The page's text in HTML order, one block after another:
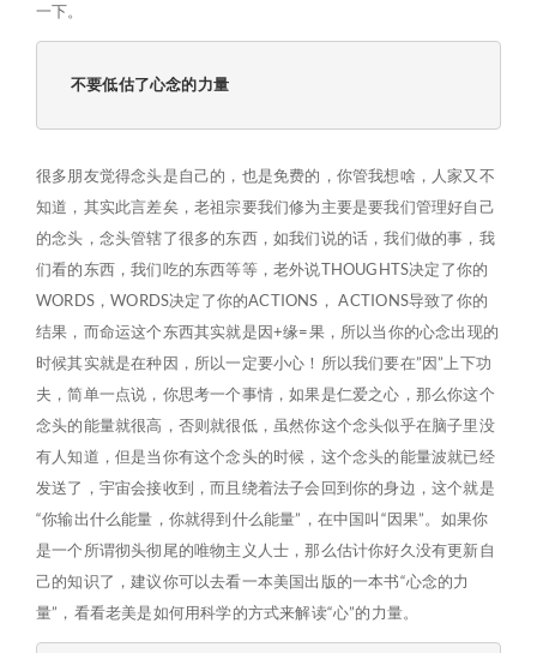
一下。
不要低估了心念的力量
很多朋友觉得念头是自己的，也是免费的，你管我想啥，人家又不
知道，其实此言差矣，老祖宗要我们修为主要是要我们管理好自己
的念头，念头管辖了很多的东西，如我们说的话，我们做的事，我
们看的东西，我们吃的东西等等，老外说THOUGHTS决定了你的
WORDS，WORDS决定了你的ACTIONS， ACTIONS导致了你的
结果，而命运这个东西其实就是因+缘=果，所以当你的心念出现的
时候其实就是在种因，所以一定要小心！所以我们要在”因”上下功
夫，简单一点说，你思考一个事情，如果是仁爱之心，那么你这个
念头的能量就很高，否则就很低，虽然你这个念头似乎在脑子里没
有人知道，但是当你有这个念头的时候，这个念头的能量波就已经
发送了，宇宙会接收到，而且绕着法子会回到你的身边，这个就是
“你输出什么能量，你就得到什么能量”，在中国叫“因果”。如果你
是一个所谓彻头彻尾的唯物主义人士，那么估计你好久没有更新自
己的知识了，建议你可以去看一本美国出版的一本书“心念的力
量”，看看老美是如何用科学的方式来解读“心”的力量。